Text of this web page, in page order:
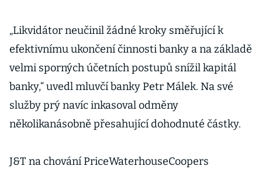
„Likvidátor neučinil žádné kroky směřující k
efektivnímu ukončení činnosti banky a na základě
velmi sporných účetních postupů snížil kapitál
banky,“ uvedl mluvčí banky Petr Málek. Na své
služby prý navíc inkasoval odměny
několikanásobně přesahující dohodnuté částky.
J&T na chování PriceWaterhouseCoopers